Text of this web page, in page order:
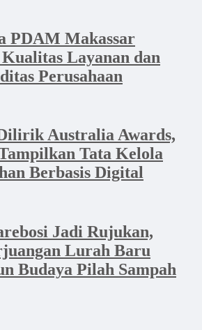
PDAM Makassar
Layanan dan
Perusahaan
Australia Awards,
Tata Kelola
Berbasis Digital
Jadi Rujukan,
Lurah Baru
Budaya Pilah Sampah